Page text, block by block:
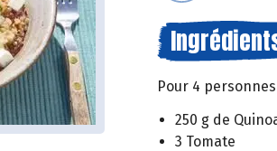
Pour 4 personnes
250 g de
3 Tomate